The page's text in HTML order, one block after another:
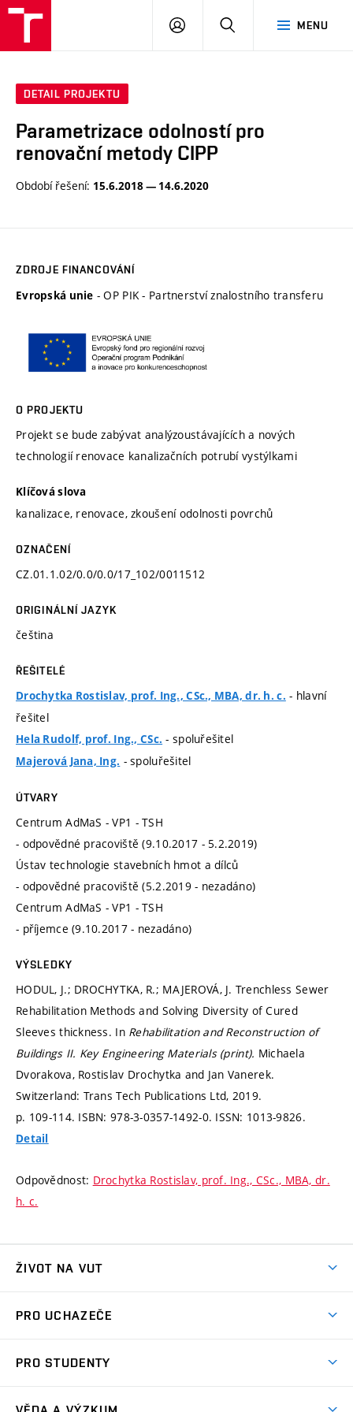
MENU
PŘIHLÁSIT
DETAIL PROJEKTU
Parametrizace odolností pro
renovační metody CIPP
Období řešení: 15.6.2018 — 14.6.2020
ZDROJE FINANCOVÁNÍ
Evropská unie - OP PIK - Partnerství znalostního transferu
O PROJEKTU
Projekt se bude zabývat analýzoustávajících a nových
technologií renovace kanalizačních potrubí vystýlkami
Klíčová slova
kanalizace, renovace, zkoušení odolnosti povrchů
OZNAČENÍ
CZ.01.1.02/0.0/0.0/17_102/0011512
ORIGINÁLNÍ JAZYK
čeština
ŘEŠITELÉ
Drochytka Rostislav, prof. Ing., CSc., MBA, dr. h. c. - hlavní
řešitel
Hela Rudolf, prof. Ing., CSc. - spoluřešitel
Majerová Jana, Ing. - spoluřešitel
ÚTVARY
Centrum AdMaS - VP1 - TSH
- odpovědné pracoviště (9.10.2017 - 5.2.2019)
Ústav technologie stavebních hmot a dílců
- odpovědné pracoviště (5.2.2019 - nezadáno)
Centrum AdMaS - VP1 - TSH
- příjemce (9.10.2017 - nezadáno)
VÝSLEDKY
HODUL, J.; DROCHYTKA, R.; MAJEROVÁ, J. Trenchless Sewer
Rehabilitation Methods and Solving Diversity of Cured
Sleeves thickness. In Rehabilitation and Reconstruction of
Buildings II. Key Engineering Materials (print). Michaela
Dvorakova, Rostislav Drochytka and Jan Vanerek.
Switzerland: Trans Tech Publications Ltd, 2019.
p. 109-114. ISBN: 978-3-0357-1492-0. ISSN: 1013-9826.
Detail
Odpovědnost: Drochytka Rostislav, prof. Ing., CSc., MBA, dr.
h. c.
ŽIVOT NA VUT
Koleje
PRO UCHAZEČE
Dny otevřených dveří
PRO STUDENTY